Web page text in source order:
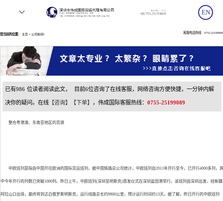
EN
您当前的位置： 主页 > 公司新闻> 客服电话热线：0755-25199089
已有986 位读者阅读此文， 目前6位咨询了在线客服，网络咨询方便快捷，一分钟内解
决你的疑问。在线【咨询】 【下单】 ，伟成国际客服热线： 0755-25199089
整合粤港澳、东南亚地区的货源
中欧班列是指由中国开往欧洲的国际货运班列，据中国铁路总公司统计，中欧班列自2011年开行至今，已开行4000多列，其
中今年开行的列数已突破1000列。昨日上午，中欧班列(深圳至明斯克)首发仪式在深圳盐田港举行，该班列由深圳出发，经新疆
阿拉山口出境，最终将到达白俄罗斯明斯克，运行线路总长约9900公里，预计运行时间约13天。据了解，昨日开行的中欧班列